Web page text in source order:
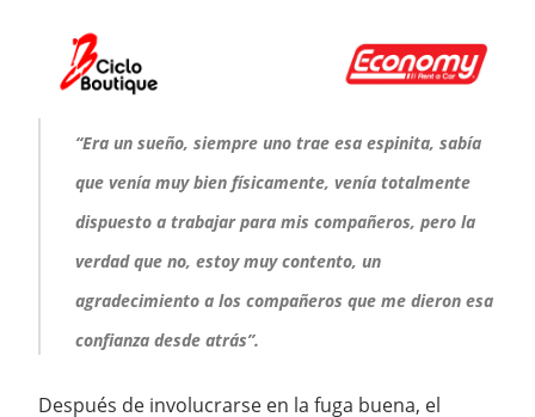
“Era un sueño, siempre uno trae esa espinita, sabía
que venía muy bien físicamente, venía totalmente
dispuesto a trabajar para mis compañeros, pero la
verdad que no, estoy muy contento, un
agradecimiento a los compañeros que me dieron esa
confianza desde atrás”.
Después de involucrarse en la fuga buena, el